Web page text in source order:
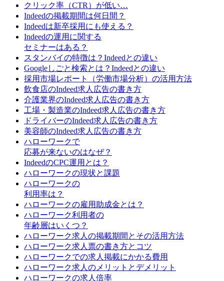
クリック率（CTR）が低い…
Indeedの掲載期間は何日間？
Indeedは新卒採用にも使える？
Indeedの運用に関する
セミナーはある？
スタンバイの特徴は？Indeedとの違い
Googleしごと検索とは？Indeedとの違い
採用市場レポート（労働市場分析）の活用方法
飲食店のIndeed求人広告の書き方
介護業界のIndeed求人広告の書き方
工場・製造業のIndeed求人広告の書き方
ドライバーのIndeed求人広告の書き方
美容師のIndeed求人広告の書き方
ハローワークで
応募が来ないのはなぜ？
IndeedのCPC運用とは？
ハローワークの現状と課題
ハローワークの
利用率は？
ハローワークの雇用助成金とは？
ハローワーク利用者の
年齢層はいくつ？
ハローワーク求人の掲載期間とその活用方法
ハローワーク求人票の書き方とコツ
ハローワークでの求人掲載にかかる費用
ハローワーク求人のメリットとデメリット
ハローワークの求人倍率